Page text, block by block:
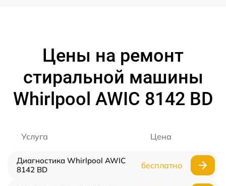
Цены на ремонт
стиральной машины
Whirlpool AWIC 8142 BD
Услуга Цена
Диагностика Whirlpool AWIC
8142 BD
бесплатно